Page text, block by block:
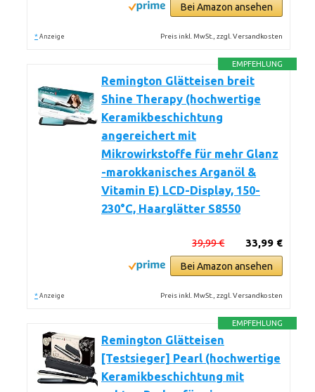
Bei Amazon ansehen
* Anzeige Preis inkl. MwSt., zzgl. Versandkosten
EMPFEHLUNG
Remington Glätteisen breit
Shine Therapy (hochwertige
Keramikbeschichtung
angereichert mit
Mikrowirkstoffe für mehr Glanz
-marokkanisches Arganöl &
Vitamin E) LCD-Display, 150-
230°C, Haarglätter S8550
33,99 €
39,99 €
Bei Amazon ansehen
* Anzeige Preis inkl. MwSt., zzgl. Versandkosten
EMPFEHLUNG
Remington Glätteisen
[Testsieger] Pearl (hochwertige
Keramikbeschichtung mit